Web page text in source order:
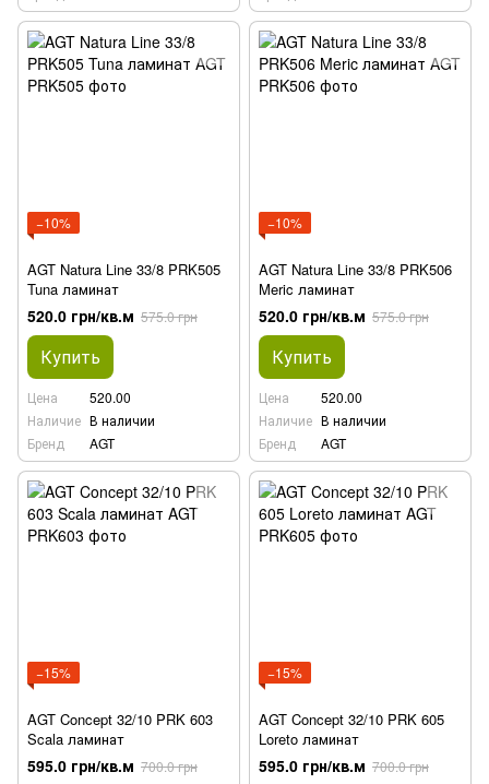
−10%
AGT Natura Line 33/8 PRK505
Tuna ламинат
520.0 грн/кв.м 575.0 грн
Купить
Цена
520.00
Наличие В наличии
Бренд
AGT
−10%
AGT Natura Line 33/8 PRK506
Meric ламинат
520.0 грн/кв.м 575.0 грн
Купить
Цена
520.00
Наличие В наличии
Бренд
AGT
−15%
AGT Concept 32/10 PRK 603
Scala ламинат
595.0 грн/кв.м 700.0 грн
−15%
AGT Concept 32/10 PRK 605
Loreto ламинат
595.0 грн/кв.м 700.0 грн